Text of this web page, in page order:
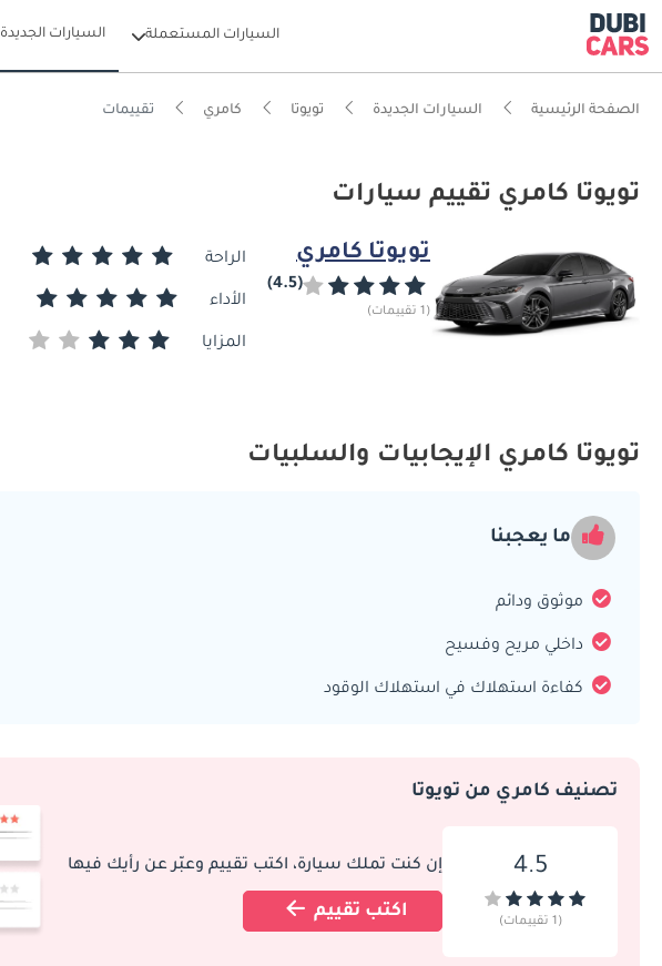
السيارات المستعملة السيارات الجديدة
الصفحة الرئيسية السيارات الجديدة تويوتا كامري تقييمات
تويوتا كامري تقييم سيارات
تويوتا كامري
(4.5)
(1 تقييمات)
الراحة
الأداء
المزايا
تويوتا كامري الإيجابيات والسلبيات
ما يعجبنا
موثوق ودائم
داخلي مريح وفسيح
كفاءة استهلاك في استهلاك الوقود
تصنيف كامري من تويوتا
4.5
(1 تقييمات)
إن كنت تملك سيارة، اكتب تقييم وعبّر عن رأيك فيها
اكتب تقييم